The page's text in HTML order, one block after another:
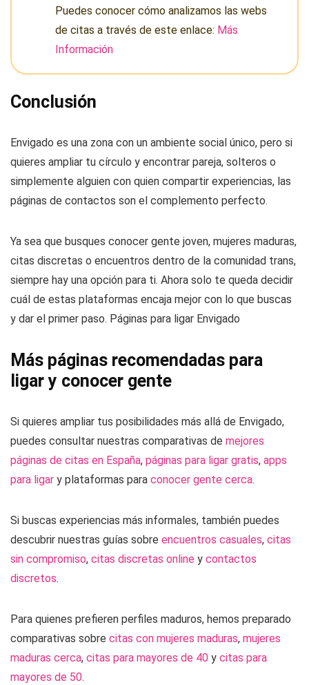
Puedes conocer cómo analizamos las webs
de citas a través de este enlace: Más
Información
Conclusión
Envigado es una zona con un ambiente social único, pero si
quieres ampliar tu círculo y encontrar pareja, solteros o
simplemente alguien con quien compartir experiencias, las
páginas de contactos son el complemento perfecto.
Ya sea que busques conocer gente joven, mujeres maduras,
citas discretas o encuentros dentro de la comunidad trans,
siempre hay una opción para ti. Ahora solo te queda decidir
cuál de estas plataformas encaja mejor con lo que buscas
y dar el primer paso. Páginas para ligar Envigado
Más páginas recomendadas para
ligar y conocer gente
Si quieres ampliar tus posibilidades más allá de Envigado,
puedes consultar nuestras comparativas de mejores
páginas de citas en España, páginas para ligar gratis, apps
para ligar y plataformas para conocer gente cerca.
Si buscas experiencias más informales, también puedes
descubrir nuestras guías sobre encuentros casuales, citas
sin compromiso, citas discretas online y contactos
discretos.
Para quienes prefieren perfiles maduros, hemos preparado
comparativas sobre citas con mujeres maduras, mujeres
maduras cerca, citas para mayores de 40 y citas para
mayores de 50.